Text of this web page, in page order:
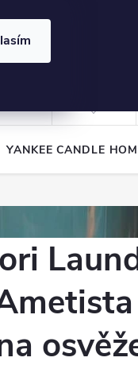
YANKEE CANDLE